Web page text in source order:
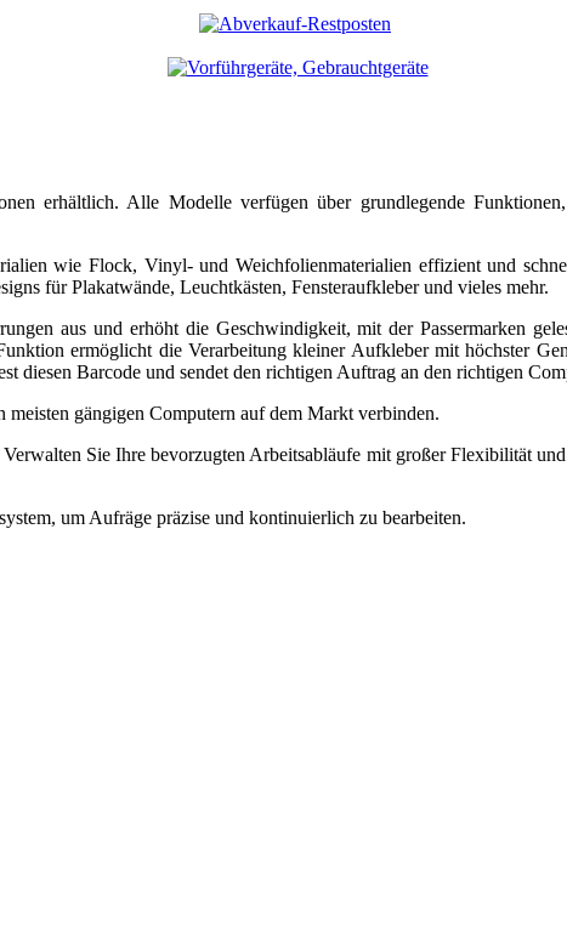
erhältlich. Alle Modelle verfügen über grundlegende
wie Flock, Vinyl- und Weichfolienmaterialien effizient und
für Plakatwände, Leuchtkästen, Fensteraufkleber und vieles mehr.
aus und erhöht die Geschwindigkeit, mit der Passermarken
ermöglicht die Verarbeitung kleiner Aufkleber mit höchster
diesen Barcode und sendet den richtigen Auftrag an den richtigen
gängigen Computern auf dem Markt verbinden.
Sie Ihre bevorzugten Arbeitsabläufe mit großer Flexibilität
um Aufräge präzise und kontinuierlich zu bearbeiten.